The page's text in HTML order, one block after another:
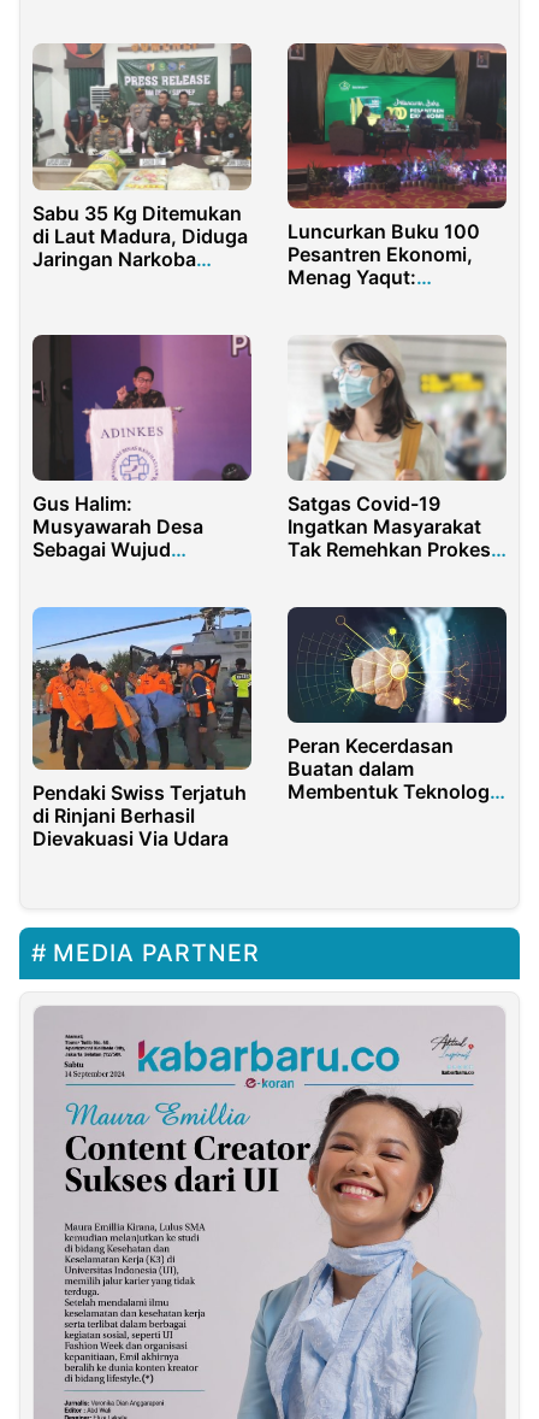
Perkebunan
Sabu 35 Kg Ditemukan
di Laut Madura, Diduga
Jaringan Narkoba
Luncurkan Buku 100
Pesantren Ekonomi,
Menag Yaqut:
Gus Halim:
Musyawarah Desa
Sebagai Wujud
Satgas Covid-19
Ingatkan Masyarakat
Tak Remehkan Prokes
Pendaki Swiss Terjatuh
di Rinjani Berhasil
Dievakuasi Via Udara
Peran Kecerdasan
Buatan dalam
Membentuk Teknologi
MEDIA PARTNER